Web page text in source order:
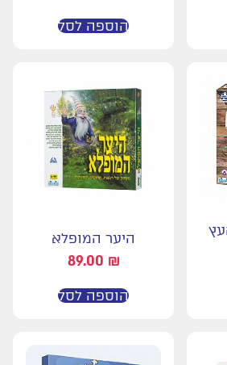
הוספה לסל
היער המופלא
89.00 ₪
הוספה לסל